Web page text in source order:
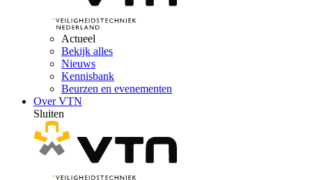
Actueel
Bekijk alles
Nieuws
Kennisbank
Beurzen en evenementen
Over VTN
Sluiten